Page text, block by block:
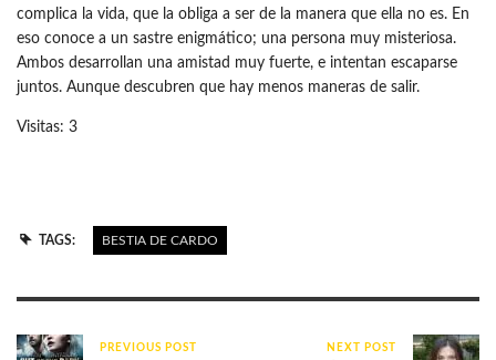
complica la vida, que la obliga a ser de la manera que ella no es. En
eso conoce a un sastre enigmático; una persona muy misteriosa.
Ambos desarrollan una amistad muy fuerte, e intentan escaparse
juntos. Aunque descubren que hay menos maneras de salir.
Visitas: 3
TAGS: BESTIA DE CARDO
PREVIOUS POST NEXT POST